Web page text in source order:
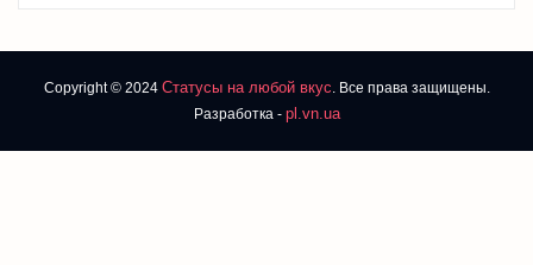
Copyright © 2024 Статусы на любой вкус. Все права защищены.
Разработка - pl.vn.ua